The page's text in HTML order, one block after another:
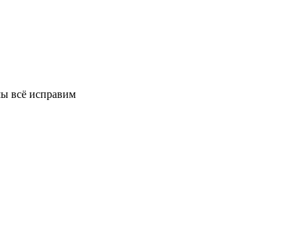
всё исправим